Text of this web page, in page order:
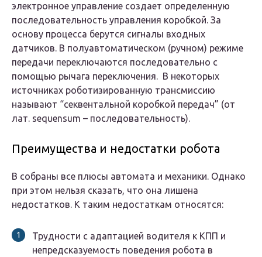
электронное управление создает определенную
последовательность управления коробкой. За
основу процесса берутся сигналы входных
датчиков. В полуавтоматическом (ручном) режиме
передачи переключаются последовательно с
помощью рычага переключения. В некоторых
источниках роботизированную трансмиссию
называют “секвентальной коробкой передач” (от
лат. sequensum – последовательность).
Преимущества и недостатки робота
В собраны все плюсы автомата и механики. Однако
при этом нельзя сказать, что она лишена
недостатков. К таким недостаткам относятся:
Трудности с адаптацией водителя к КПП и
непредсказуемость поведения робота в